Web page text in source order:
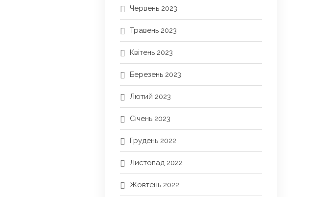
Червень 2023
Травень 2023
Квітень 2023
Березень 2023
Лютий 2023
Січень 2023
Грудень 2022
Листопад 2022
Жовтень 2022